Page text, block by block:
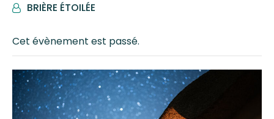
PARBRIÈRE ÉTOILÉE
Cet évènement est passé.